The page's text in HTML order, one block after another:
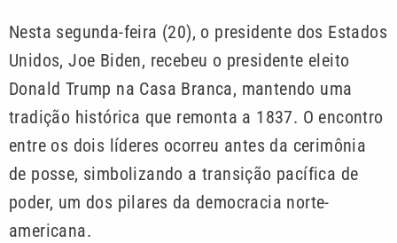
Nesta segunda-feira (20), o presidente dos Estados
Unidos, Joe Biden, recebeu o presidente eleito
Donald Trump na Casa Branca, mantendo uma
tradição histórica que remonta a 1837. O encontro
entre os dois líderes ocorreu antes da cerimônia
de posse, simbolizando a transição pacífica de
poder, um dos pilares da democracia norte-
americana.